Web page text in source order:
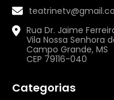
Rua Dr. Jaime
Vila Nossa Senhora
Campo Grande, MS
CEP 79116-040
Categorias